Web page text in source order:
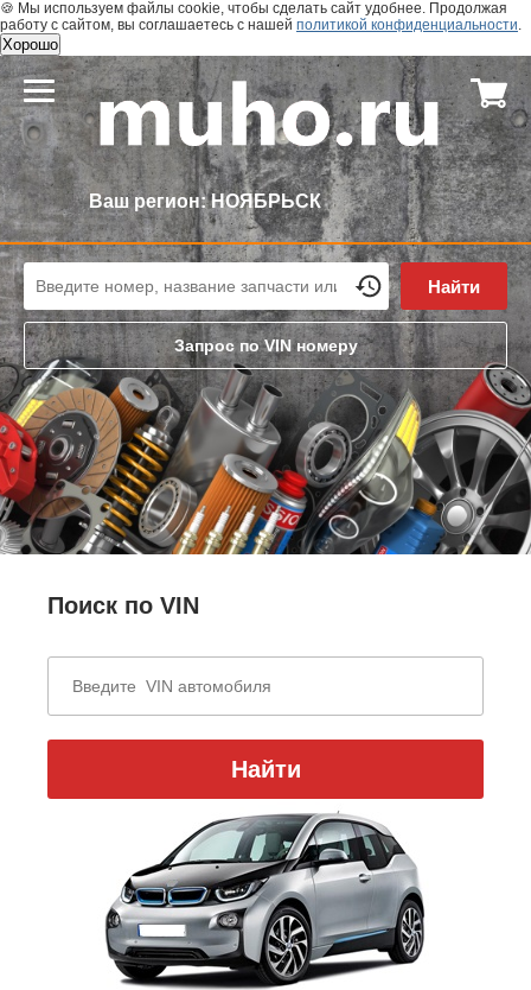
🍪 Мы используем файлы cookie, чтобы сделать сайт удобнее. Продолжая
работу с сайтом, вы соглашаетесь с нашей политикой конфиденциальности.
Хорошо
Ваш регион:НОЯБРЬСК
Найти
Запрос по VIN номеру
Поиск по VIN
Найти